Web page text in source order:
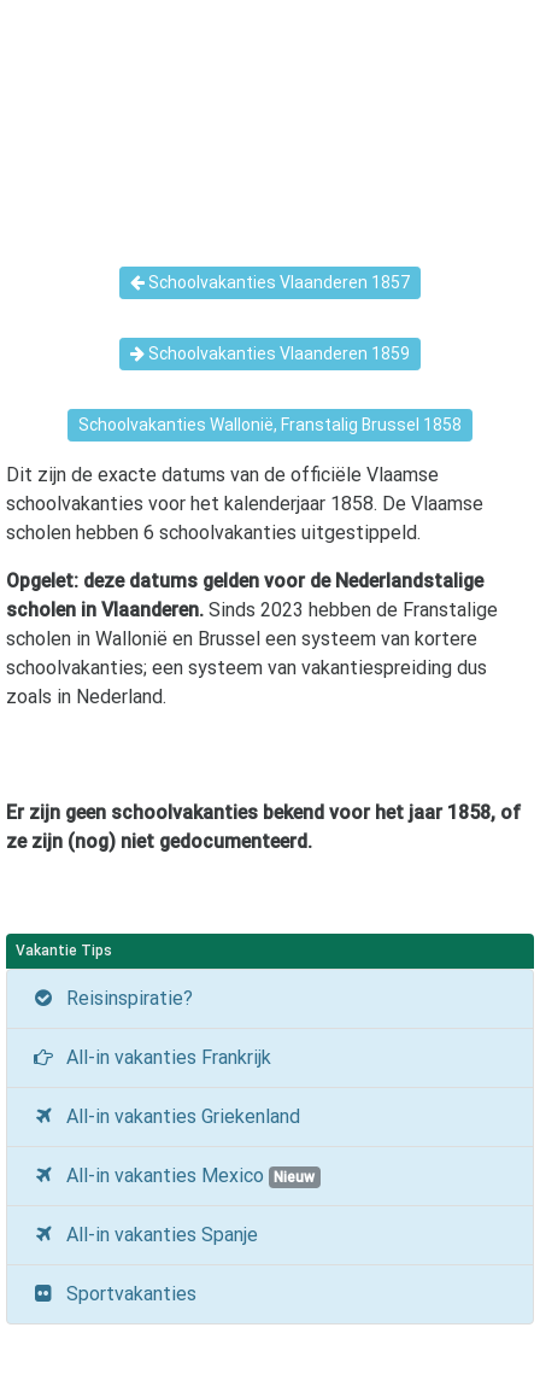
Schoolvakanties Vlaanderen 1857
Schoolvakanties Vlaanderen 1859
Schoolvakanties Wallonië, Franstalig Brussel 1858
Dit zijn de exacte datums van de officiële Vlaamse
schoolvakanties voor het kalenderjaar 1858. De Vlaamse
scholen hebben 6 schoolvakanties uitgestippeld.
Opgelet: deze datums gelden voor de Nederlandstalige
scholen in Vlaanderen. Sinds 2023 hebben de Franstalige
scholen in Wallonië en Brussel een systeem van kortere
schoolvakanties; een systeem van vakantiespreiding dus
zoals in Nederland.
Er zijn geen schoolvakanties bekend voor het jaar 1858, of
ze zijn (nog) niet gedocumenteerd.
Vakantie Tips
Reisinspiratie?
All-in vakanties Frankrijk
All-in vakanties Griekenland
All-in vakanties Mexico Nieuw
All-in vakanties Spanje
Sportvakanties